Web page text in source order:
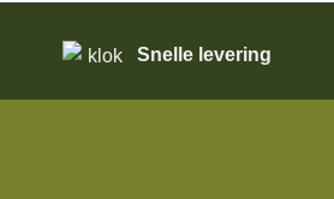
Snelle levering